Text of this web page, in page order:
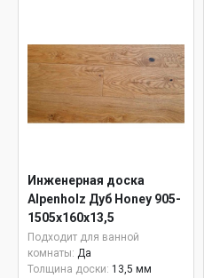
Инженерная доска
Alpenholz Дуб Honey 905-
1505х160х13,5
Подходит для ванной
комнаты: Да
Толщина доски: 13,5 мм